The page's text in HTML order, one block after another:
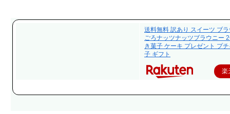
送料無料 訳あり スイーツ ブ
ごろナッツナッツブラウニー
き菓子 ケーキ プレゼント プ
子 ギフト
楽